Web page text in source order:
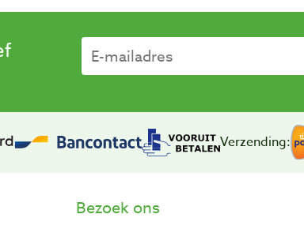
Verzending:
Bezoek ons